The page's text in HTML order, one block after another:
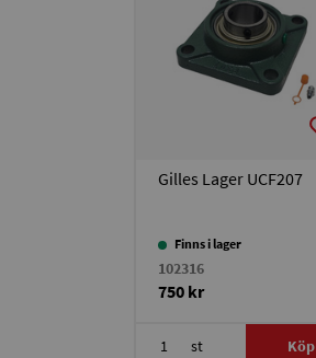
Gilles Lager UCF207
Finns i lager
102316
750 kr
st Köp